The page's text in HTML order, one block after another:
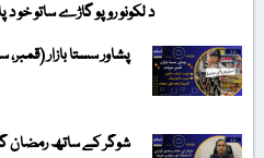
د لکونو روپو گاڑے ساتو خو
پشاور سستا بازار
شوگر کے ساتھ رمضان